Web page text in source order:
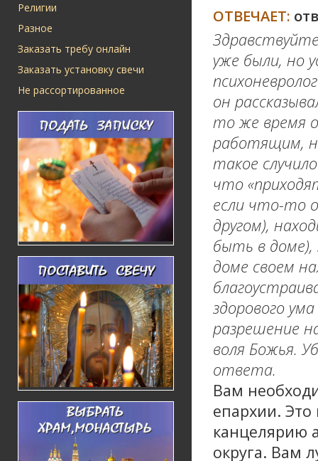
Религии
Разное
Заказать требу онлайн
Заказать установку свечи
Не рассортированное
ОТВЕЧАЕТ:
уже были, но
он
то же время
работящим,
такое
что
если что-то
другом),
быть в доме),
доме своем
здорового
разрешение
воля Божья.
ответа.
Вам
епархии. Это
канцелярию
округа. Вам